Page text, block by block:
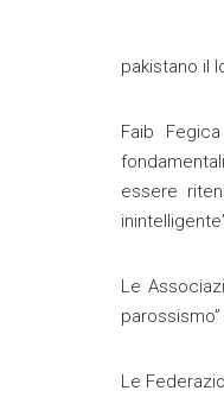
pakistano il
Faib
essere
Le
Le